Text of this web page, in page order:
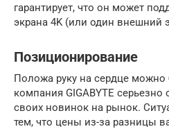
гарантирует, что он может
экрана 4K (или один внешний
Позиционирование
Положа руку на сердце можно
компания GIGABYTE
своих новинок на рынок.
тем, что цены из-за разницы